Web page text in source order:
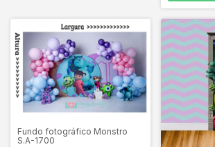
Fundo fotográfico Monstro
S.A-1700